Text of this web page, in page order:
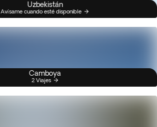
Uzbekistán
Avísame cuando esté disponible
Camboya
2 Viajes